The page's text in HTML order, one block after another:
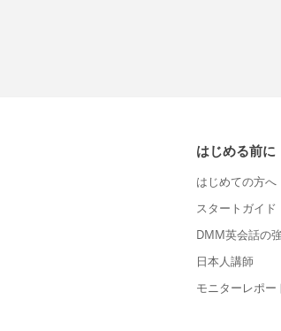
はじめる前に
はじめての方へ
スタートガイド
DMM英会話の
日本人講師
モニターレポー